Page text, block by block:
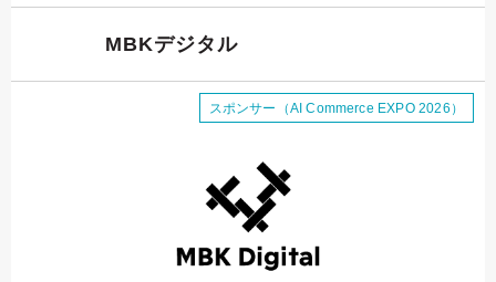
MBKデジタル
スポンサー（AI Commerce EXPO 2026）